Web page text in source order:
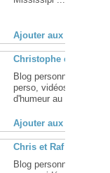
Ajouter aux favoris
Christophe et Raphael
Blog personnel d'un
perso, vidéos de
d'humeur au
Ajouter aux favoris
Chris et Raf
Blog personnel d'un